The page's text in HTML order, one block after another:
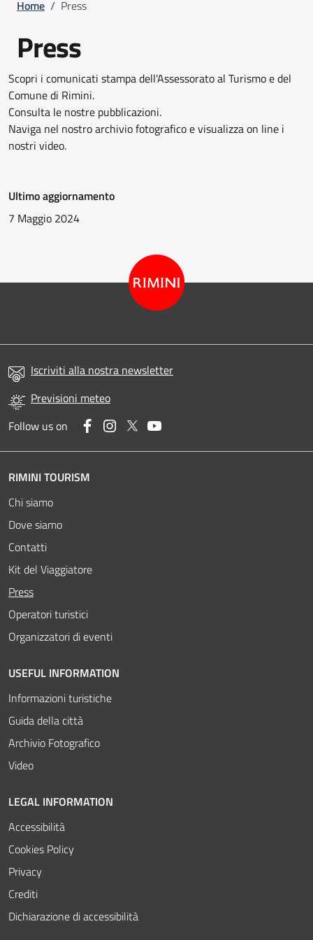
Home / Press
Press
Scopri i comunicati stampa dell'Assessorato al Turismo e del
Comune di Rimini.
Consulta le nostre pubblicazioni.
Naviga nel nostro archivio fotografico e visualizza on line i
nostri video.
Ultimo aggiornamento
7 Maggio 2024
Iscriviti alla nostra newsletter
Previsioni meteo
Follow us on
FacebookInstagram
Twitter
RIMINI TOURISM
Chi siamo
Dove siamo
Contatti
Kit del Viaggiatore
Press
Operatori turistici
Organizzatori di eventi
USEFUL INFORMATION
Informazioni turistiche
Guida della città
Archivio Fotografico
Video
LEGAL INFORMATION
Accessibilità
Cookies Policy
Privacy
Crediti
Dichiarazione di accessibilità